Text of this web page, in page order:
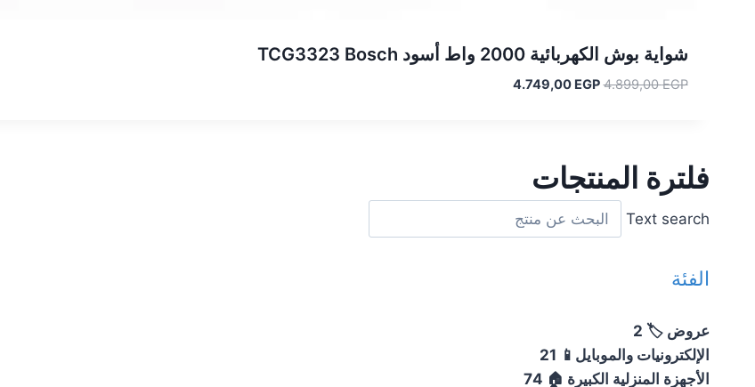
شواية بوش الكهربائية 2000 واط أسود TCG3323 Bosch
4.899,00EGP
السعر4.749,00 EGP
السعر
فلترة المنتجات
Text search
الفئة
عروض 🏷️ 2
الإلكترونيات والموبايل📱 21
الأجهزة المنزلية الكبيرة 🏠 74